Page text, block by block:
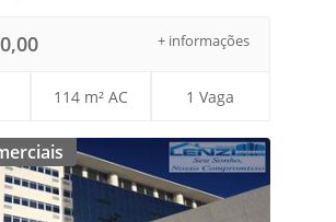
+ informações
114 m² AC 1 Vaga